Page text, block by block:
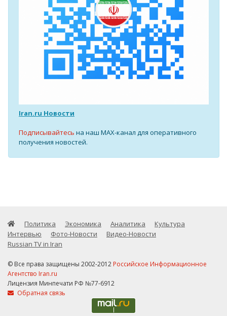
Iran.ru Новости
Подписывайтесь на наш MAX-канал для оперативного
получения новостей.
Политика Экономика Аналитика
Культура
Интервью
Фото-Новости
Видео-Новости
Russian TV in Iran
© Все права защищены 2002-2012 Российское Информационное
Агентство Iran.ru
Лицензия Минпечати РФ №77-6912
Обратная связь